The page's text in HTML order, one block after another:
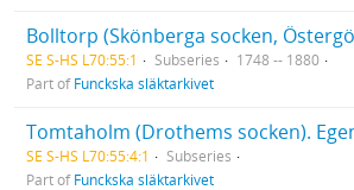
SE S-HS L70:55:1 Subseries
1748 -- 1880
Part ofFunckska släktarkivet
SE S-HS L70:55:4:1
Subseries
Part ofFunckska släktarkivet